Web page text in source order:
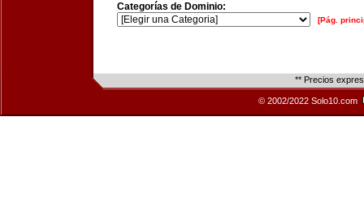
Categorías de Dominio:
[Pág.
** Precios
© 2002/2022 Solo10.com